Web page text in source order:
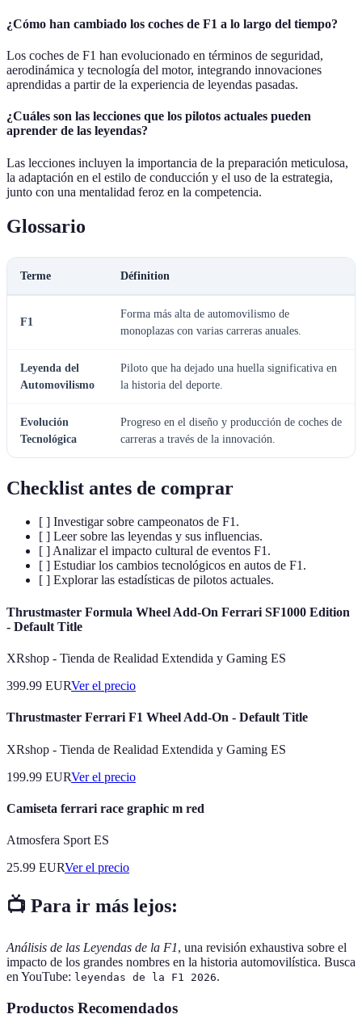
¿Cómo han cambiado los coches de F1 a lo largo del tiempo?
Los coches de F1 han evolucionado en términos de seguridad,
aerodinámica y tecnología del motor, integrando innovaciones
aprendidas a partir de la experiencia de leyendas pasadas.
¿Cuáles son las lecciones que los pilotos actuales pueden
aprender de las leyendas?
Las lecciones incluyen la importancia de la preparación meticulosa,
la adaptación en el estilo de conducción y el uso de la estrategia,
junto con una mentalidad feroz en la competencia.
Glossario
Terme Définition
F1
Forma más alta de automovilismo de
monoplazas con varias carreras anuales.
Leyenda del
Automovilismo
Piloto que ha dejado una huella significativa en
la historia del deporte.
Evolución
Tecnológica
Progreso en el diseño y producción de coches de
carreras a través de la innovación.
Checklist antes de comprar
[ ] Investigar sobre campeonatos de F1.
[ ] Leer sobre las leyendas y sus influencias.
[ ] Analizar el impacto cultural de eventos F1.
[ ] Estudiar los cambios tecnológicos en autos de F1.
[ ] Explorar las estadísticas de pilotos actuales.
Thrustmaster Formula Wheel Add-On Ferrari SF1000 Edition
- Default Title
XRshop - Tienda de Realidad Extendida y Gaming ES
399.99 EURVer el precio
Thrustmaster Ferrari F1 Wheel Add-On - Default Title
XRshop - Tienda de Realidad Extendida y Gaming ES
199.99 EURVer el precio
Camiseta ferrari race graphic m red
Atmosfera Sport ES
25.99 EURVer el precio
📺 Para ir más lejos:
Análisis de las Leyendas de la F1, una revisión exhaustiva sobre el
impacto de los grandes nombres en la historia automovilística. Busca
en YouTube: leyendas de la F1 2026.
Productos Recomendados